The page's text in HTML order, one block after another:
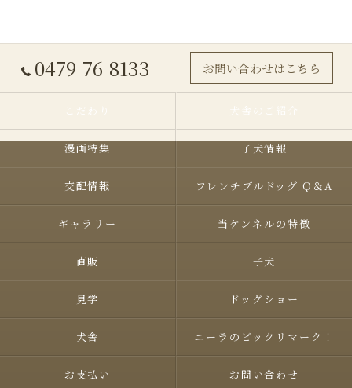
0479-76-8133 お問い合わせはこちら
こだわり 犬舎のご紹介
漫画特集 子犬情報
交配情報 フレンチブルドッグ Q＆A
ギャラリー 当ケンネルの特徴
直販 子犬
見学 ドッグショー
犬舎 ニーラのビックリマーク！
お支払い お問い合わせ